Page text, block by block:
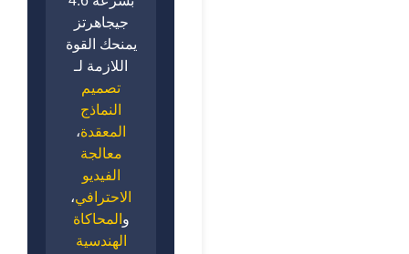
جيجاهرتز
يمنحك القوة
اللازمة لـ
تصميم
النماذج
المعقدة،
معالجة
الفيديو
الاحترافي،
و المحاكاة
الهندسية